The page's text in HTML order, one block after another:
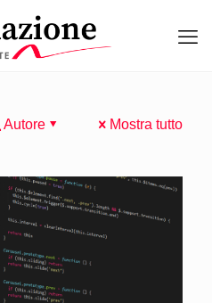
Autore Mostra tutto